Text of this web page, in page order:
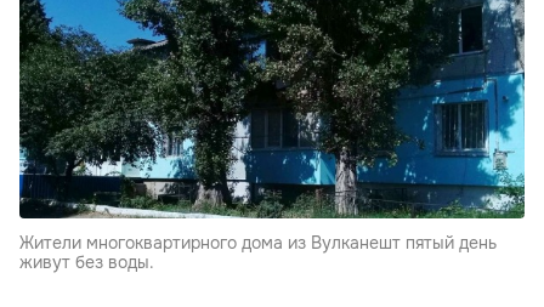
Жители многоквартирного дома из Вулканешт пятый день
живут без воды.